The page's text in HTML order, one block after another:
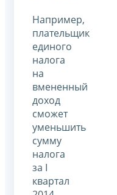
Например,
плательщик
единого
налога
на
вмененный
доход
сможет
уменьшить
сумму
налога
за I
квартал